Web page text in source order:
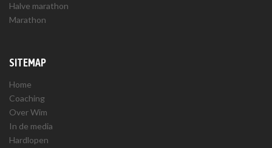
Halve marathon
Marathon
SITEMAP
Home
Coaching
Over Wim
In de media
Hardlopen